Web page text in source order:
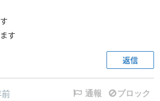
す
返信
通報 ブロック